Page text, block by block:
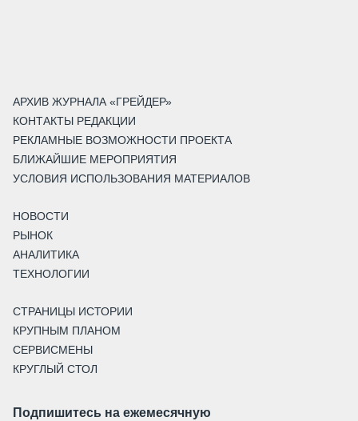
АРХИВ ЖУРНАЛА «ГРЕЙДЕР»
КОНТАКТЫ РЕДАКЦИИ
РЕКЛАМНЫЕ ВОЗМОЖНОСТИ ПРОЕКТА
БЛИЖАЙШИЕ МЕРОПРИЯТИЯ
УСЛОВИЯ ИСПОЛЬЗОВАНИЯ МАТЕРИАЛОВ
НОВОСТИ
РЫНОК
АНАЛИТИКА
ТЕХНОЛОГИИ
СТРАНИЦЫ ИСТОРИИ
КРУПНЫМ ПЛАНОМ
СЕРВИСМЕНЫ
КРУГЛЫЙ СТОЛ
Подпишитесь на ежемесячную